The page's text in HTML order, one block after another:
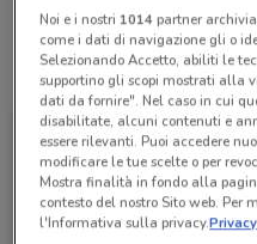
Tutte le promozioni di
Noi e i nostri 1014partner
come i dati di navigazione gli o
Selezionando Accetto, abiliti le
supportino gli scopi mostrati alla
dati da fornire". Nel caso in cui
disabilitate, alcuni contenuti e
essere rilevanti. Puoi accedere
modificare le tue scelte o per
Mostra finalità in fondo alla
contesto del nostro Sito web. Per
l'Informativa sulla privacy.